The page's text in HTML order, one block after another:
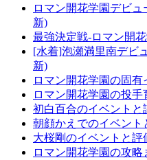
ロマン開花学園デビ
新)
最強決定戦-ロマン開
[水着]泡瀬満里南デビ
新)
ロマン開花学園の固有
ロマン開花学園の投手
初白百合のイベントと
朝顔かえでのイベント
大桜剛のイベントと評
ロマン開花学園の攻略